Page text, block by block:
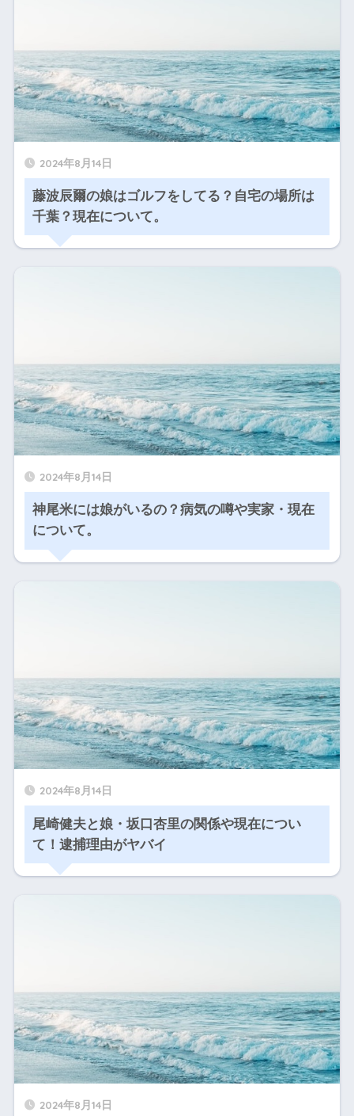
2024年8月14日
藤波辰爾の娘はゴルフをしてる？自宅の場所は
千葉？現在について。
2024年8月14日
神尾米には娘がいるの？病気の噂や実家・現在
について。
2024年8月14日
尾崎健夫と娘・坂口杏里の関係や現在につい
て！逮捕理由がヤバイ
2024年8月14日